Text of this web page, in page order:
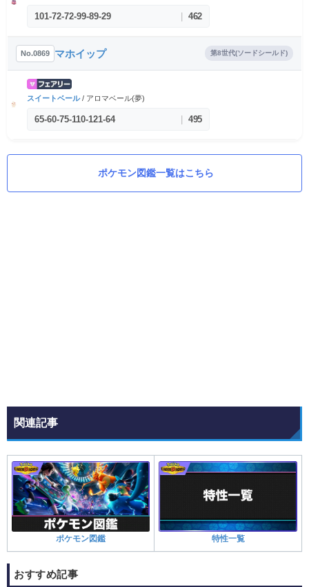
101-72-72-99-89-29 462
No.0869 マホイップ 第8世代(ソードシールド)
スイートベール/ アロマベール(夢)
65-60-75-110-121-64 495
ポケモン図鑑一覧はこちら
関連記事
ポケモン図鑑 特性一覧
おすすめ記事